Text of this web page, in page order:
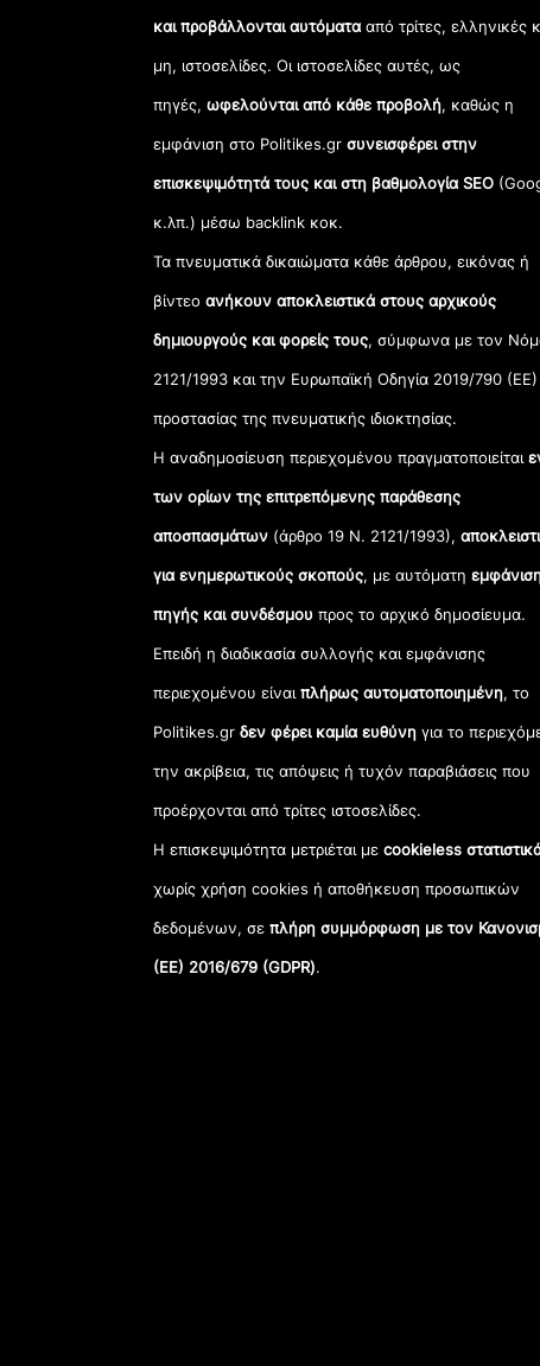
και προβάλλονται αυτόματααπό τρίτες, ελληνικές
μη, ιστοσελίδες. Οι ιστοσελίδες αυτές, ως
πηγές,ωφελούνται από κάθε προβολή, καθώς η
εμφάνιση στο Politikes.gr συνεισφέρει στην
επισκεψιμότητά τους και στη βαθμολογία SEO
κ.λπ.) μέσω backlink κοκ.
Τα πνευματικά δικαιώματα κάθε άρθρου, εικόνας ή
βίντεοανήκουν αποκλειστικά στους αρχικούς
δημιουργούς και φορείς τους, σύμφωνα με τον
2121/1993 και την Ευρωπαϊκή Οδηγία 2019/790 (ΕΕ)
προστασίας της πνευματικής ιδιοκτησίας.
Η αναδημοσίευση περιεχομένου πραγματοποιείται
των ορίων της επιτρεπόμενης παράθεσης
αποσπασμάτων (άρθρο 19 Ν. 2121/1993),
για ενημερωτικούς σκοπούς, με αυτόματη
πηγής και συνδέσμου προς το αρχικό δημοσίευμα.
Επειδή η διαδικασία συλλογής και εμφάνισης
περιεχομένου είναιπλήρως αυτοματοποιημένη, το
Politikes.grδεν φέρει καμία ευθύνη για το
την ακρίβεια, τις απόψεις ή τυχόν παραβιάσεις που
προέρχονται από τρίτες ιστοσελίδες.
Η επισκεψιμότητα μετριέται μεcookieless
χωρίς χρήση cookies ή αποθήκευση προσωπικών
δεδομένων, σεπλήρη συμμόρφωση με τον
(ΕΕ) 2016/679 (GDPR).